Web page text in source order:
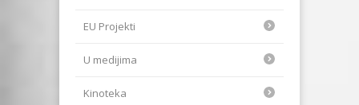
EU Projekti
U medijima
Kinoteka